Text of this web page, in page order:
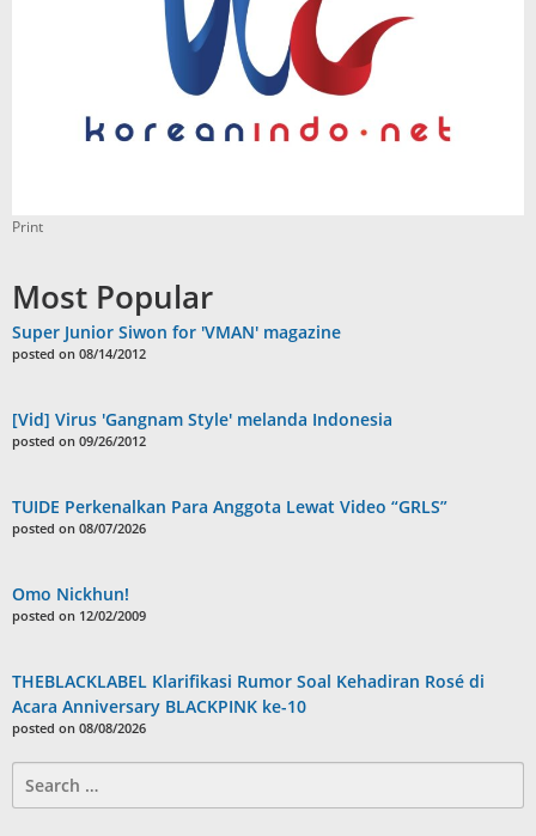
Print
Most Popular
Super Junior Siwon for 'VMAN' magazine
posted on 08/14/2012
[Vid] Virus 'Gangnam Style' melanda Indonesia
posted on 09/26/2012
TUIDE Perkenalkan Para Anggota Lewat Video “GRLS”
posted on 08/07/2026
Omo Nickhun!
posted on 12/02/2009
THEBLACKLABEL Klarifikasi Rumor Soal Kehadiran Rosé di
Acara Anniversary BLACKPINK ke-10
posted on 08/08/2026
for: